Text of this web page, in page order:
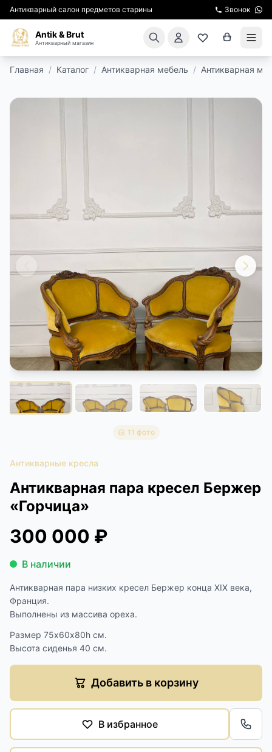
Антикварный салон предметов старины Звонок
Antik & Brut
Антикварный магазин
РЕСТАВРАЦИЯ
КУРСЫ ПО РЕСТАВРАЦИИ
КОНТАКТЫ
ДОСТАВКА И ОПЛАТА
Главная / Каталог / Антикварная мебель / Антикварная
11 фото
Антикварные кресла
Антикварная пара кресел Бержер
«Горчица»
300 000 ₽
В наличии
Антикварная пара низких кресел Бержер конца XIX века,
Франция.
Выполнены из массива ореха.
Размер 75х60х80h см.
Высота сиденья 40 см.
Добавить в корзину
В избранное